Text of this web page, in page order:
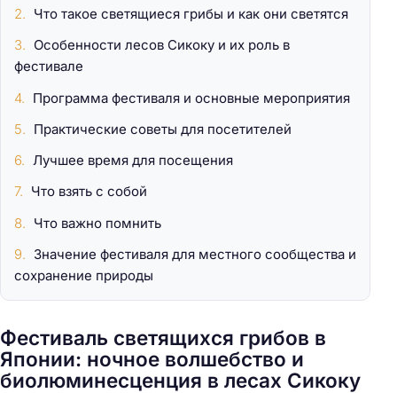
Фестиваль светящихся грибов в
Японии: ночное волшебство и
биолюминесценция в лесах Сикоку
Что такое светящиеся грибы и как они светятся
Особенности лесов Сикоку и их роль в
фестивале
Программа фестиваля и основные мероприятия
Практические советы для посетителей
Лучшее время для посещения
Что взять с собой
Что важно помнить
Значение фестиваля для местного сообщества и
сохранение природы